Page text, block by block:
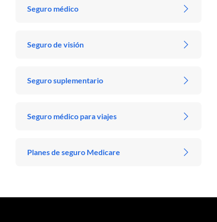
Seguro médico
Seguro de visión
Seguro suplementario
Seguro médico para viajes
Planes de seguro Medicare